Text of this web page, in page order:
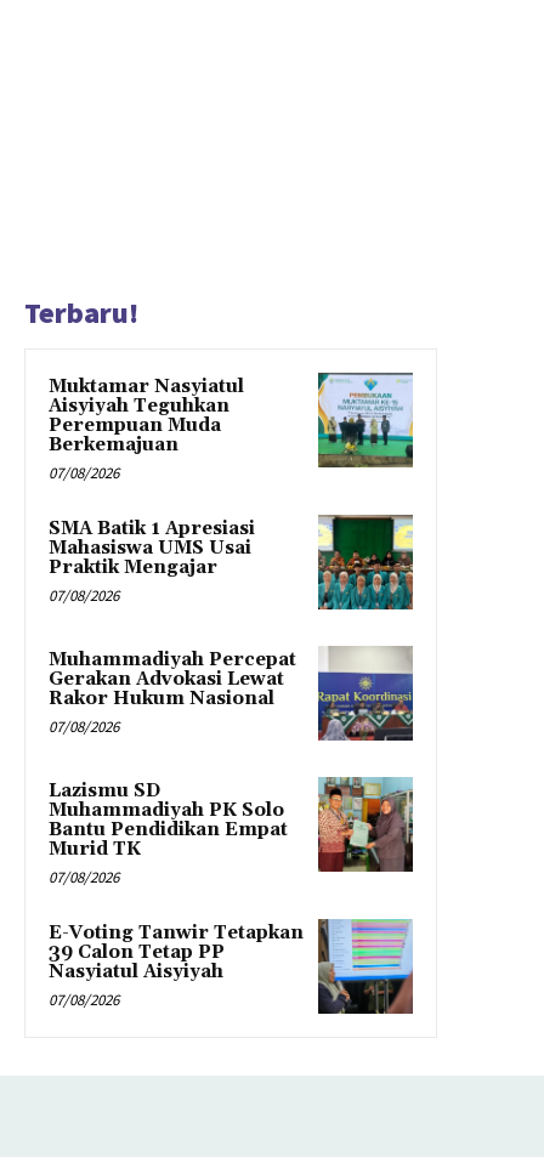
Terbaru!
Muktamar Nasyiatul
Aisyiyah Teguhkan
Perempuan Muda
Berkemajuan
07/08/2026
SMA Batik 1 Apresiasi
Mahasiswa UMS Usai
Praktik Mengajar
07/08/2026
Muhammadiyah Percepat
Gerakan Advokasi Lewat
Rakor Hukum Nasional
07/08/2026
Lazismu SD
Muhammadiyah PK Solo
Bantu Pendidikan Empat
Murid TK
07/08/2026
E-Voting Tanwir Tetapkan
39 Calon Tetap PP
Nasyiatul Aisyiyah
07/08/2026